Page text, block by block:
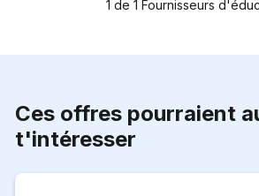
1 de 1 Fournisseurs
Ces offres pourraient
t'intéresser